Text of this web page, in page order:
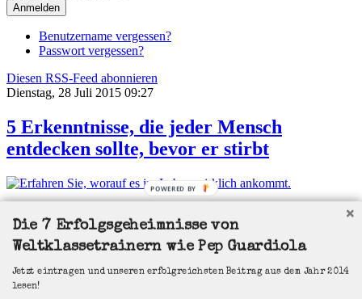
Anmelden
Benutzername vergessen?
Passwort vergessen?
Diesen RSS-Feed abonnieren
Dienstag, 28 Juli 2015 09:27
5 Erkenntnisse, die jeder Mensch
entdecken sollte, bevor er stirbt
Jugend ist etwas wunderbares; schade nur, dass sie an die jungen
Leute verschwendet wird.“ und bedauerte damit indirekt, dass er in
jungen Jahren noch nicht die Weisheit besaß, die er im Laufe der
Jahre erlangte.
Die 7 Erfolgsgeheimnisse von
Weltklassetrainern wie Pep Guardiola
Jetzt eintragen und unseren erfolgreichsten Beitrag aus dem Jahr 2014
lesen!
POWERED BY